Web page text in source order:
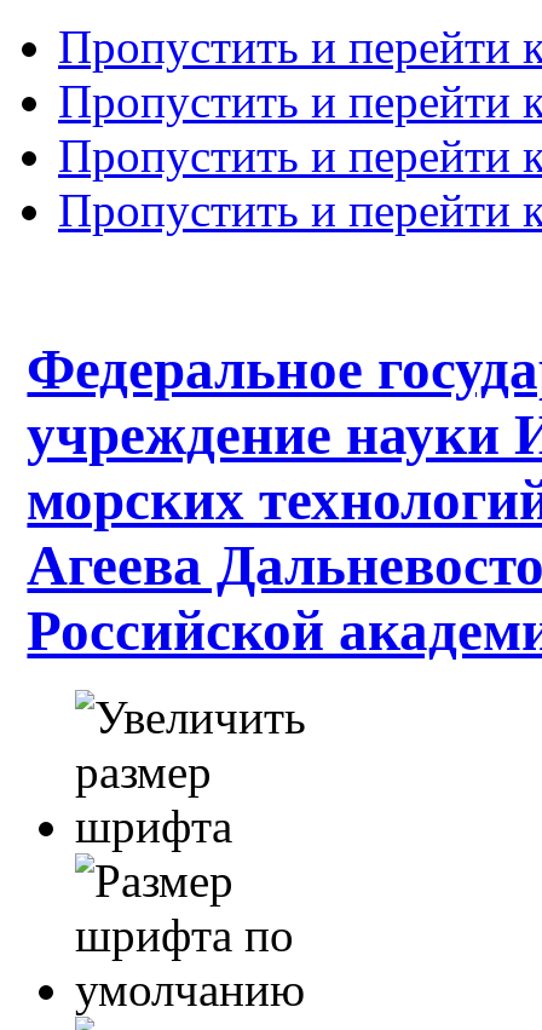
Пропустить и перейти
Пропустить и перейти
Пропустить и перейти
Пропустить и перейти
Федеральное
учреждение науки
морских
Агеева
Российской